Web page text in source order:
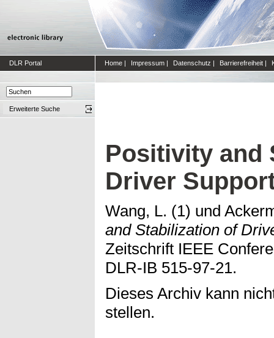
DLR Portal Home | Impressum | Datenschutz | Barrierefreiheit |
Erweiterte Suche
Positivity and
Driver
Wang, L. (1) und
and Stabilization of
Zeitschrift IEEE
DLR-IB 515-97-21.
Dieses Archiv kann
stellen.